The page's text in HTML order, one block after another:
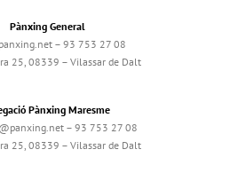
Pànxing General
– 93 753 27 08
25, 08339 – Vilassar de Dalt
Pànxing Maresme
– 93 753 27 08
25, 08339 – Vilassar de Dalt